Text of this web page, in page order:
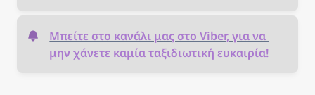
Μπείτε στο κανάλι μας στο Viber, για να
μην χάνετε καμία ταξιδιωτική ευκαιρία!